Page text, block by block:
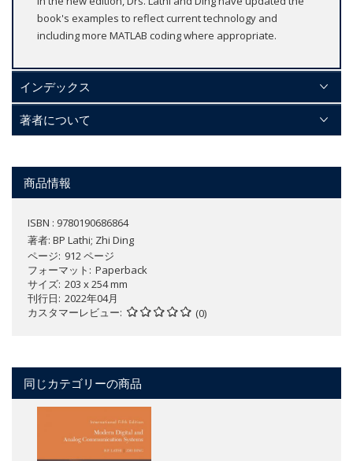
book's examples to reflect current technology and
including more MATLAB coding where appropriate.
インデックス
著者について
商品情報
ISBN : 9780190686864
著者: BP Lathi; Zhi Ding
ページ 912 ページ
フォーマット
Paperback
サイズ 203 x 254 mm
刊行日 2022年04月
カスタマーレビュー
(0)
同じカテゴリーの商品